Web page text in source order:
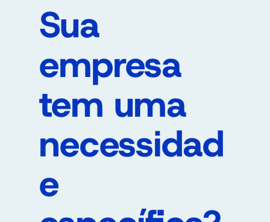
Sua
empresa
tem uma
necessidad
e